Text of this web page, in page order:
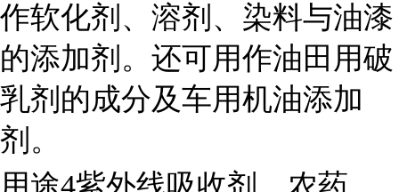
作软化剂、溶剂、染料与油漆
的添加剂。还可用作油田用破
乳剂的成分及车用机油添加
剂。
用途4紫外线吸收剂，农药，